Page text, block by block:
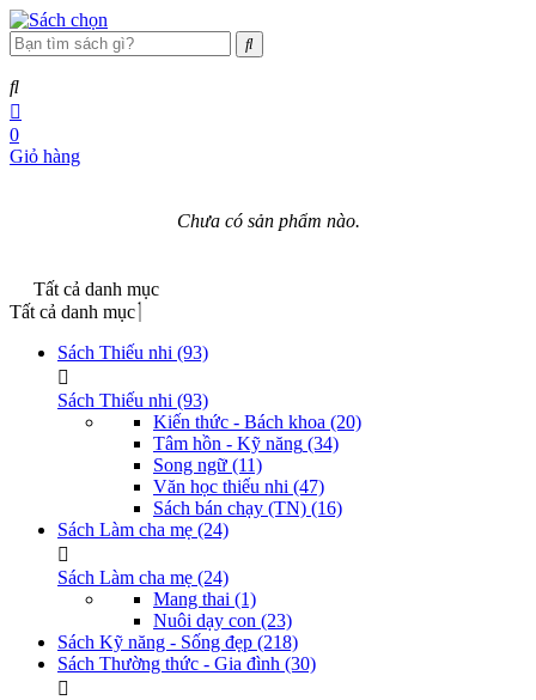
0
Giỏ hàng
Chưa có sản phẩm nào.
Tất cả danh mục
Tất cả danh mục
Sách Thiếu nhi (93)
Sách Thiếu nhi (93)
Kiến thức - Bách khoa (20)
Tâm hồn - Kỹ năng (34)
Song ngữ (11)
Văn học thiếu nhi (47)
Sách bán chạy (TN) (16)
Sách Làm cha mẹ (24)
Sách Làm cha mẹ (24)
Mang thai (1)
Nuôi dạy con (23)
Sách Kỹ năng - Sống đẹp (218)
Sách Thường thức - Gia đình (30)